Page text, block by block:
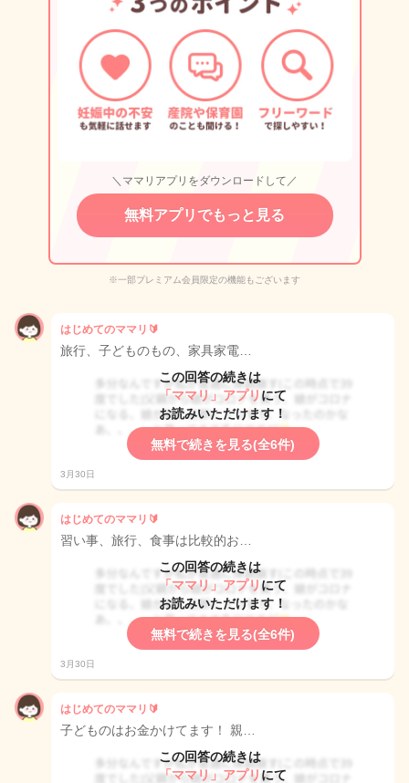
＼ママリアプリをダウンロードして／
無料アプリでもっと見る
※一部プレミアム会員限定の機能もございます
はじめてのママリ🔰
旅行、子どものもの、家具家電…
この回答の続きは
「ママリ」アプリ にて
お読みいただけます！
無料で続きを見る(全6件)
3月30日
はじめてのママリ🔰
習い事、旅行、食事は比較的お…
この回答の続きは
「ママリ」アプリ にて
お読みいただけます！
無料で続きを見る(全6件)
3月30日
はじめてのママリ🔰
子どものはお金かけてます！ 親…
この回答の続きは
「ママリ」アプリ にて